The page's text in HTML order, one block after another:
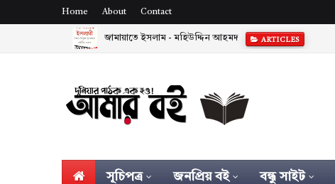
Home About Contact
জামায়াতে ইসলাম - মহিউদ্দিন আহমদ ARTICLES
সূচিপত্র জনপ্রিয় বই বন্ধু সাইট